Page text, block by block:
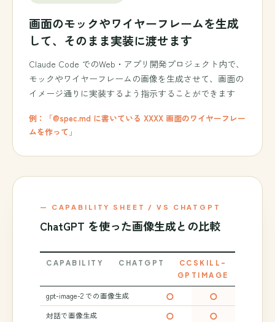
画面のモックやワイヤーフレームを生成
して、そのまま実装に渡せます
Claude Code でのWeb・アプリ開発プロジェクト内で、
モックやワイヤーフレームの画像を生成させて、画面の
イメージ通りに実装するよう指示することができます
例：「@spec.md に書いている XXXX 画面のワイヤーフレー
ムを作って」
— CAPABILITY SHEET / VS CHATGPT
ChatGPT を使った画像生成との比較
CAPABILITY CHATGPT
CCSKILL-
GPTIMAGE
gpt-image-2 での画像生成 ○ ○
対話で画像生成 ○ ○